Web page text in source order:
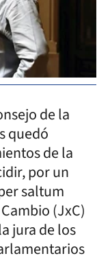
de la
quedó
de la
por un
saltum
(JxC)
jura de los